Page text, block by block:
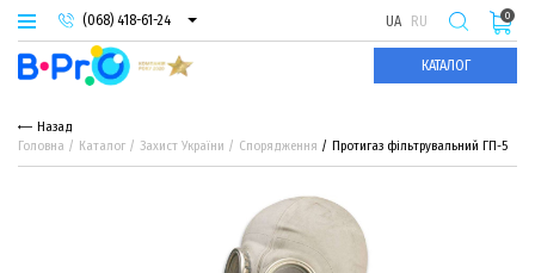
(068) 418-61-24
(093) 974-66-94
(095) 987-29-55
UA RU
КАТАЛОГ
0
Назад
Головна
Каталог Захист України Спорядження Протигаз фільтрувальний ГП-5